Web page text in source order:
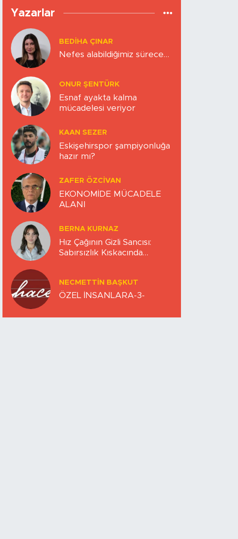
Yazarlar
BEDIHA ÇINAR
Nefes alabildiğimiz sürece…
ONUR ŞENTÜRK
Esnaf ayakta kalma
mücadelesi veriyor
KAAN SEZER
Eskişehirspor şampiyonluğa
hazır mı?
ZAFER ÖZCIVAN
EKONOMİDE MÜCADELE
ALANI
BERNA KURNAZ
Hız Çağının Gizli Sancısı:
Sabırsızlık Kıskacında
NECMETTIN BAŞKUT
ÖZEL İNSANLARA-3-